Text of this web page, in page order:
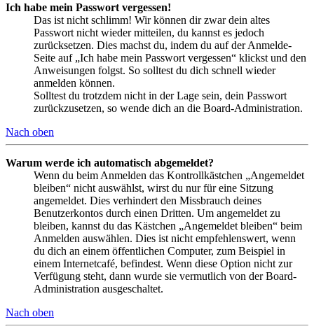
Ich habe mein Passwort vergessen!
Das ist nicht schlimm! Wir können dir zwar dein altes
Passwort nicht wieder mitteilen, du kannst es jedoch
zurücksetzen. Dies machst du, indem du auf der Anmelde-
Seite auf „Ich habe mein Passwort vergessen“ klickst und den
Anweisungen folgst. So solltest du dich schnell wieder
anmelden können.
Solltest du trotzdem nicht in der Lage sein, dein Passwort
zurückzusetzen, so wende dich an die Board-Administration.
Nach oben
Warum werde ich automatisch abgemeldet?
Wenn du beim Anmelden das Kontrollkästchen „Angemeldet
bleiben“ nicht auswählst, wirst du nur für eine Sitzung
angemeldet. Dies verhindert den Missbrauch deines
Benutzerkontos durch einen Dritten. Um angemeldet zu
bleiben, kannst du das Kästchen „Angemeldet bleiben“ beim
Anmelden auswählen. Dies ist nicht empfehlenswert, wenn
du dich an einem öffentlichen Computer, zum Beispiel in
einem Internetcafé, befindest. Wenn diese Option nicht zur
Verfügung steht, dann wurde sie vermutlich von der Board-
Administration ausgeschaltet.
Nach oben